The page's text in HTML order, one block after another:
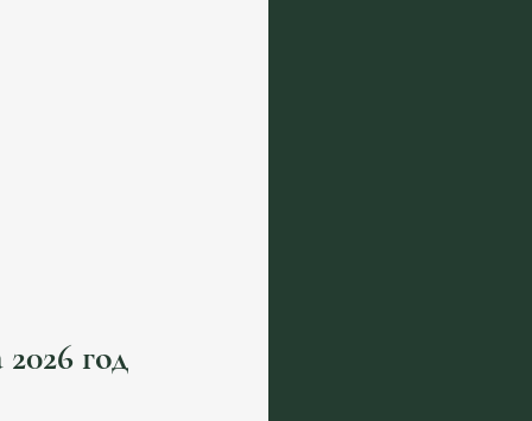
год